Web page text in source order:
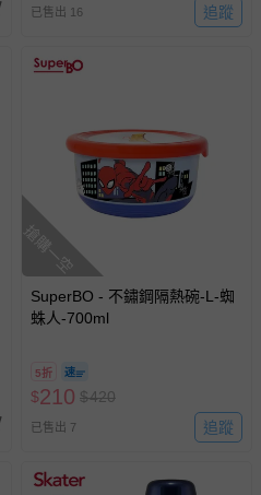
已售出 16 追蹤
搶購一空
SuperBO - 不鏽鋼隔熱碗-L-蜘
蛛人-700ml
5折
$210 $420
已售出 7 追蹤